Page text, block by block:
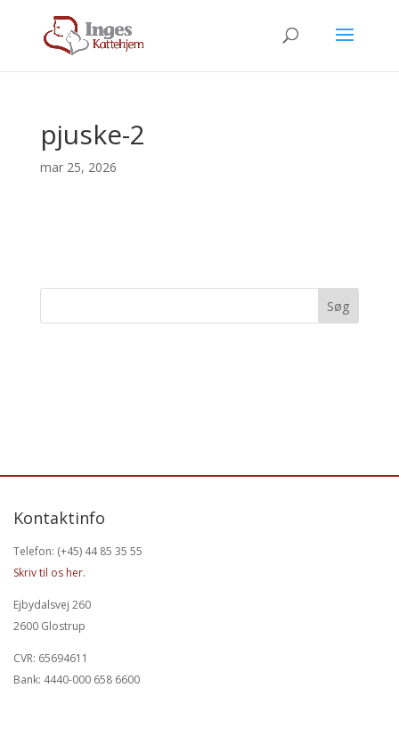
pjuske-2
mar 25, 2026
Kontaktinfo
Telefon: (+45) 44 85 35 55
Skriv til os her.
Ejbydalsvej 260
2600 Glostrup
CVR: 65694611
Bank: 4440-000 658 6600